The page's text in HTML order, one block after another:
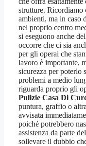
strutture. Ricordiamo
ambienti, ma in caso
nel proprio centro
si eseguono anche
occorre che ci sia
per gli operai che
lavoro è importante,
sicurezza per poterlo
problemi a medio
riguarda proprio gli
Pulizie Casa Di
puntura, graffio o
avvisata
poiché potrebbero
assistenza da parte
sollevare il dubbio